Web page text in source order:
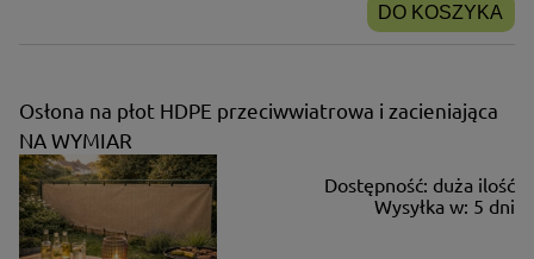
DO KOSZYKA
Osłona na płot HDPE przeciwwiatrowa i zacieniająca
NA WYMIAR
Dostępność: duża ilość
Wysyłka w: 5 dni